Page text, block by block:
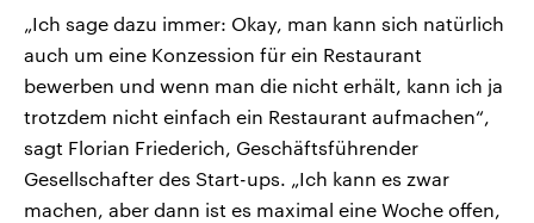
„Ich sage dazu immer: Okay, man kann sich natürlich
auch um eine Konzession für ein Restaurant
bewerben und wenn man die nicht erhält, kann ich ja
trotzdem nicht einfach ein Restaurant aufmachen“,
sagt Florian Friederich, Geschäftsführender
Gesellschafter des Start-ups. „Ich kann es zwar
machen, aber dann ist es maximal eine Woche offen,